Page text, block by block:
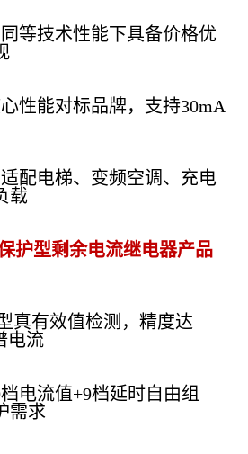
等技术性能下具备价格优
性能对标品牌，支持30mA
配电梯、变频空调、充电
载
护型剩余电流继电器产品
真有效值检测，精度达
电流
电流值+9档延时自由组
需求